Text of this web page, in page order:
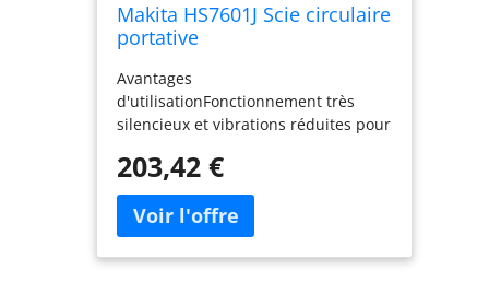
Makita HS7601J Scie circulaire
portative
Avantages
d'utilisationFonctionnement très
silencieux et vibrations réduites pour
Verrouillage en un tournemain du
réglage de profondeur et d'angle et
du guide parallèle, Dispositif filaire
Deuxième génération de poignée
ergonomique s'amincissant vers le
203,42 €